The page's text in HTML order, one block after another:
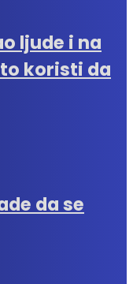
ljude i na
koristi da
da se